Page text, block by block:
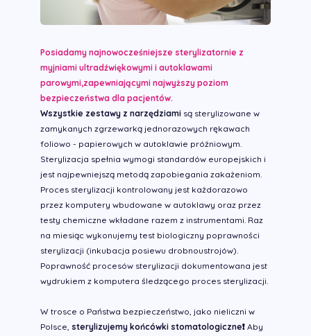
Posiadamy najnowocześniejsze sterylizatornie z
myjniami ultradźwiękowymi i autoklawami
parowymi,zapewniającymi najwyższy poziom
bezpieczeństwa dla pacjentów.
Wszystkie zestawy z narzędziami są sterylizowane w
zamykanych zgrzewarką jednorazowych rękawach
foliowo - papierowych w autoklawie próżniowym.
Sterylizacja spełnia wymogi standardów europejskich i
jest najpewniejszą metodą zapobiegania zakażeniom.
Proces sterylizacji kontrolowany jest każdorazowo
przez komputery wbudowane w autoklawy oraz przez
testy chemiczne wkładane razem z instrumentami. Raz
na miesiąc wykonujemy test biologiczny poprawności
sterylizacji (inkubacja posiewu drobnoustrojów).
Poprawność procesów sterylizacji dokumentowana jest
wydrukiem z komputera śledzącego proces sterylizacji.
W trosce o Państwa bezpieczeństwo, jako nieliczni w
Polsce, sterylizujemy końcówki stomatologiczne❗️ Aby